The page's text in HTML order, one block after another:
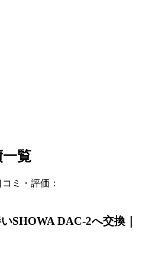
覧
ミ・評価：
SHOWA DAC-2へ交換｜